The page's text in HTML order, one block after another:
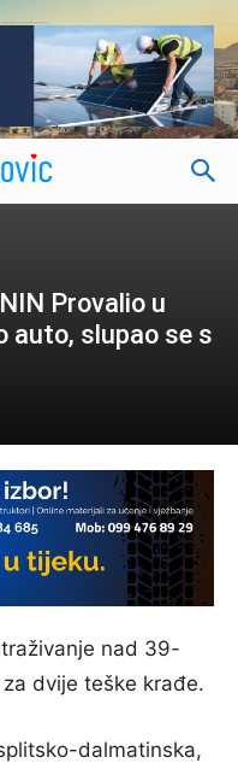
Provalio u
auto, slupao se s
nad 39-
dvije teške krađe.
dalmatinska,